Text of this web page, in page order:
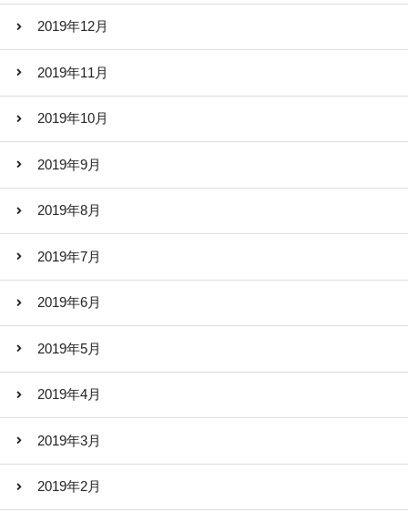
2019年12月
2019年11月
2019年10月
2019年9月
2019年8月
2019年7月
2019年6月
2019年5月
2019年4月
2019年3月
2019年2月